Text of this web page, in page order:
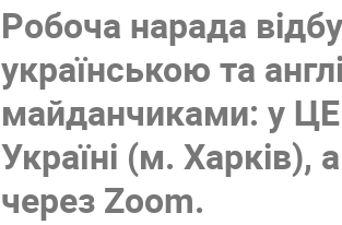
Робоча нарада
українською та
майданчиками: у
Україні (м. Харків),
через Zoom.